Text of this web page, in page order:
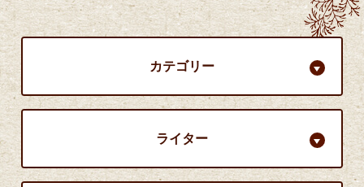
カテゴリー
ライター